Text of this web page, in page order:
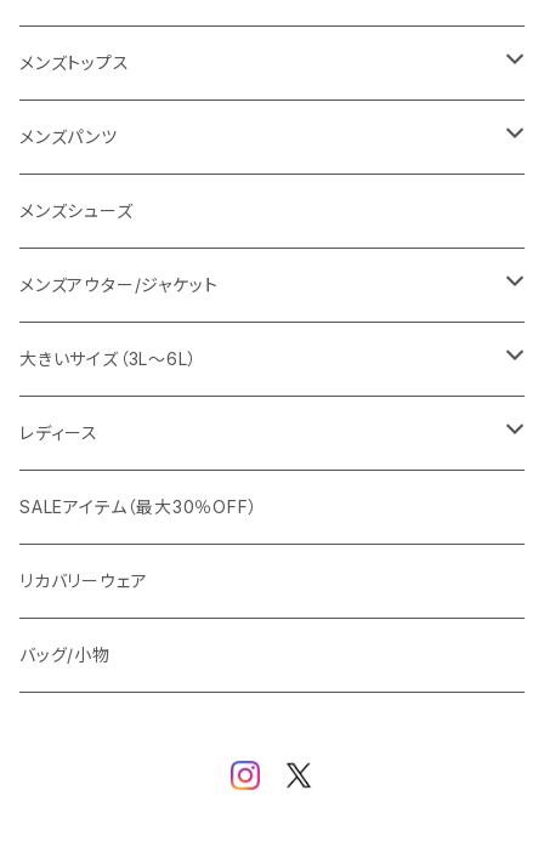
go slow caravan
SY32 by SWEET YEARS
URBAN SQUARE
EDWIN
snow peak
G-stage
TETEHOMME
TAION
レディース
スーツ
カジュアルセットアップ
スラックス
ワイシャツ
シューズ
フォーマル
Tシャツ/ポロシャツ
メンズトップス
Tシャツ/カットソー
シャツ/ポロシャツ
パーカー/スウェット
ニット
メンズパンツ
デニムパンツ
イージーパンツ
スラックス
メンズシューズ
メンズアウター/ジャケット
ジャケット
カジュアルジャケット
ビジネスジャケット
ブルゾン
コート
マウンテンパーカー/アウトドア
ダウン / 中綿アウター
大きいサイズ（3L～6L）
ビジネス
セットアップ
ワイシャツ
カジュアル
ニット/Tシャツ/カットソー
スウェット/パーカー
アウター
レディース
アウター
トップス（ブラウス/カットソー）
ジャケット
SALEアイテム（最大30％OFF）
リカバリーウェア
バッグ/小物